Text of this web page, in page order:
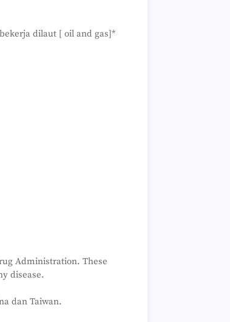
dilaut [ oil and gas]*
Administration. These
disease.
dan Taiwan.